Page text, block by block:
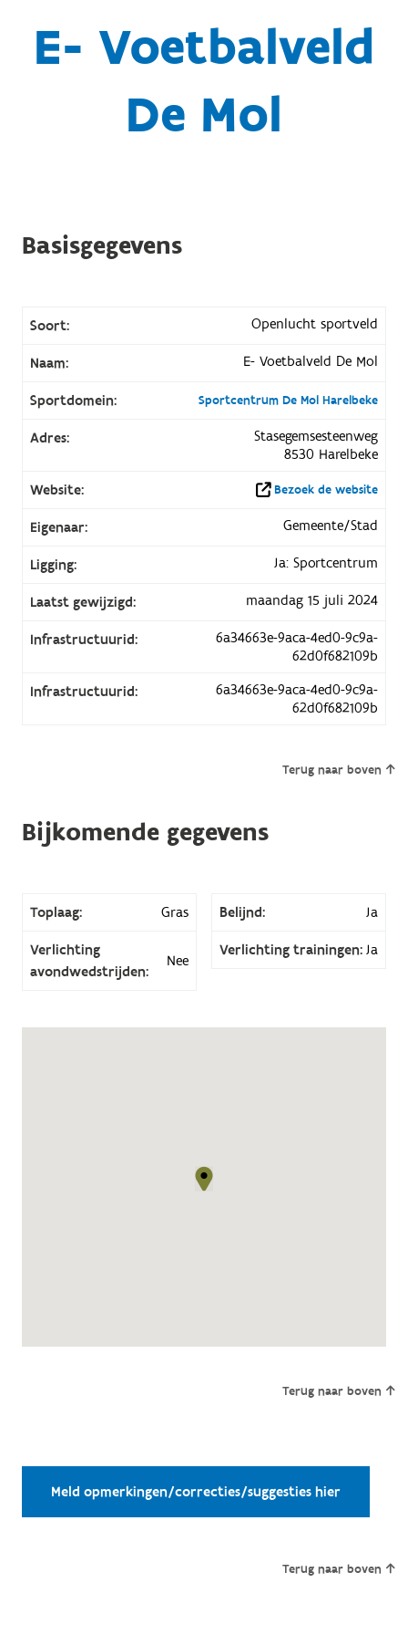
E- Voetbalveld
De Mol
Basisgegevens
Soort: Openlucht sportveld
Naam: E- Voetbalveld De Mol
Sportdomein: Sportcentrum De Mol Harelbeke
Adres:
Stasegemsesteenweg
8530 Harelbeke
Website:
Bezoek de website
Eigenaar: Gemeente/Stad
Ligging: Ja: Sportcentrum
Laatst gewijzigd: maandag 15 juli 2024
Infrastructuurid:
6a34663e-9aca-4ed0-9c9a-
62d0f682109b
Infrastructuurid:
6a34663e-9aca-4ed0-9c9a-
62d0f682109b
Terug naar boven
Bijkomende gegevens
Toplaag: Gras Belijnd: Ja
Verlichting
avondwedstrijden:
Nee
Verlichting trainingen: Ja
Terug naar boven
Meld opmerkingen/correcties/suggesties hier
Terug naar boven